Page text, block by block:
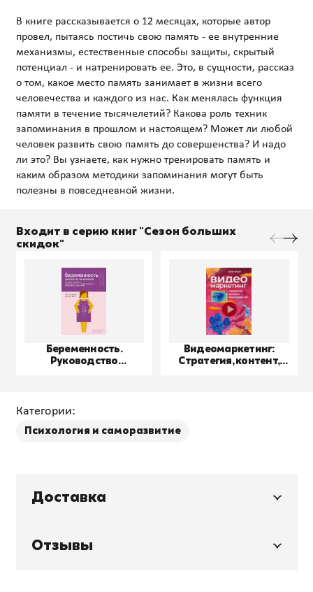
В книге рассказывается о 12 месяцах, которые автор
провел, пытаясь постичь свою память - ее внутренние
механизмы, естественные способы защиты, скрытый
потенциал - и натренировать ее. Это, в сущности, рассказ
о том, какое место память занимает в жизни всего
человечества и каждого из нас. Как менялась функция
памяти в течение тысячелетий? Какова роль техник
запоминания в прошлом и настоящем? Может ли любой
человек развить свою память до совершенства? И надо
ли это? Вы узнаете, как нужно тренировать память и
каким образом методики запоминания могут быть
Входит в серию книг "Сезон больших
скидок"
Беременность.
Руководство
Видеомаркетинг:
Стратегия, контент,
Категории:
Психология и саморазвитие
Доставка
Отзывы